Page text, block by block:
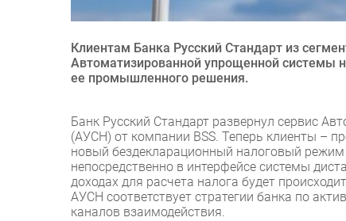
Клиентам Банка Русский Стандарт из
Автоматизированной упрощенной системы
ее промышленного решения.
Банк Русский Стандарт развернул сервис
(АУСН) от компании BSS. Теперь клиенты –
новый бездекларационный налоговый режим
непосредственно в интерфейсе системы
доходах для расчета налога будет
АУСН соответствует стратегии банка по
каналов взаимодействия.